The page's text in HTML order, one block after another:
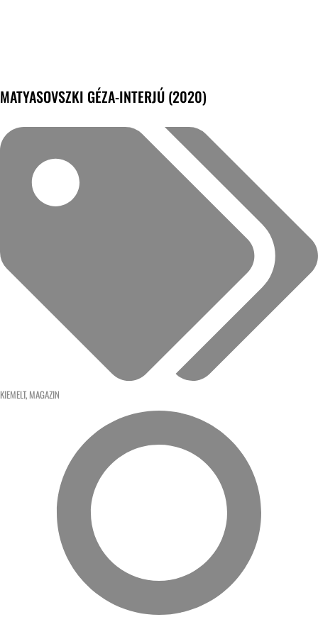
MATYASOVSZKI GÉZA-INTERJÚ (2020)
KIEMELT, MAGAZIN